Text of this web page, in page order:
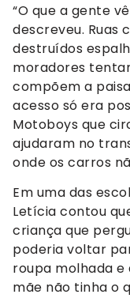
“O que a gente
descreveu. Ruas
destruídos
moradores
compõem a
acesso só era
Motoboys que
ajudaram no
onde os carros
Em uma das
Letícia contou
criança que
poderia voltar
roupa molhada e
mãe não tinha o